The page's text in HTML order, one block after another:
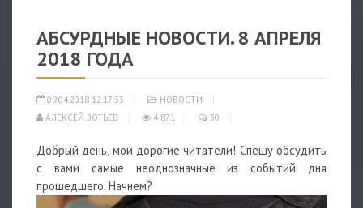
АБСУРДНЫЕ НОВОСТИ. 8 АПРЕЛЯ
2018 ГОДА
09.04.2018 12:17:33
НОВОСТИ
АЛЕКСЕЙ ЗОТЬЕВ
4 871 30
Добрый день, мои дорогие читатели! Спешу обсудить
с вами самые неоднозначные из событий дня
прошедшего. Начнем?